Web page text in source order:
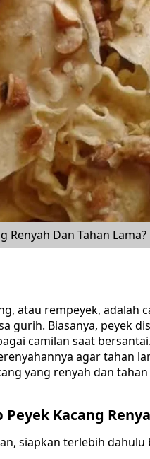
Renyah Dan Tahan Lama?
atau rempeyek, adalah
gurih. Biasanya, peyek
camilan saat
agar tahan
yang renyah dan
Kacang
siapkan terlebih